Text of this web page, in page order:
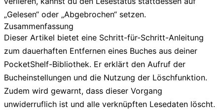
„Gelesen“ oder „Abgebrochen“ setzen.
Zusammenfassung
Dieser Artikel bietet eine Schritt-für-Schritt-Anleitung
zum dauerhaften Entfernen eines Buches aus deiner
PocketShelf-Bibliothek. Er erklärt den Aufruf der
Bucheinstellungen und die Nutzung der Löschfunktion.
Zudem wird gewarnt, dass dieser Vorgang
unwiderruflich ist und alle verknüpften Lesedaten löscht.